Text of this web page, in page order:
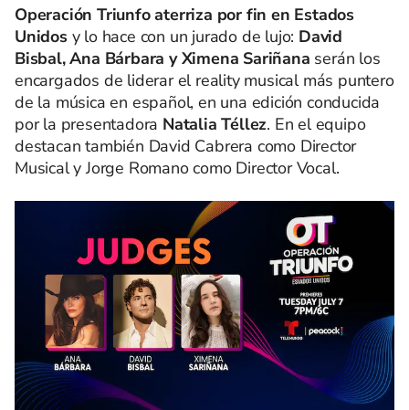
Operación Triunfo aterriza por fin en Estados
Unidosy lo hace con un jurado de lujo: David
Bisbal, Ana Bárbara y Ximena Sariñana serán los
encargados de liderar el reality musical más puntero
de la música en español, en una edición conducida
por la presentadora Natalia Téllez. En el equipo
destacan también David Cabrera como Director
Musical y Jorge Romano como Director Vocal.